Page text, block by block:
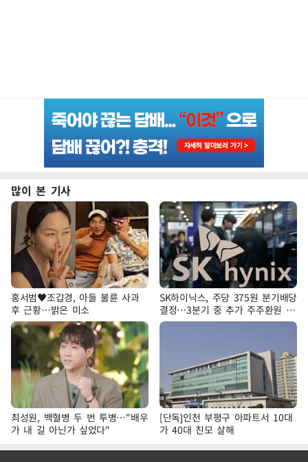
많이 본 기사
홍서범♥조갑경, 아들 불륜 사과
후 근황…밝은 미소
SK하이닉스, 주당 375원 분기배당
결정…3분기 중 추가 주주환원 발
표
최성원, 백혈병 두 번 투병…"배우
가 내 길 아닌가 싶었다"
[단독]인천 부평구 아파트서 10대
가 40대 친모 살해